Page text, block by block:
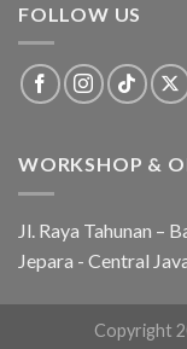
FOLLOW US
WORKSHOP &
Jl. Raya Tahunan –
Jepara - Central
Copyright